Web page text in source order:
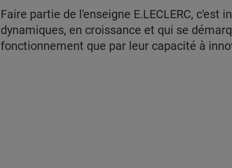
Faire partie de l'enseigne E.LECLERC,
dynamiques, en croissance et qui se
fonctionnement que par leur capacité à